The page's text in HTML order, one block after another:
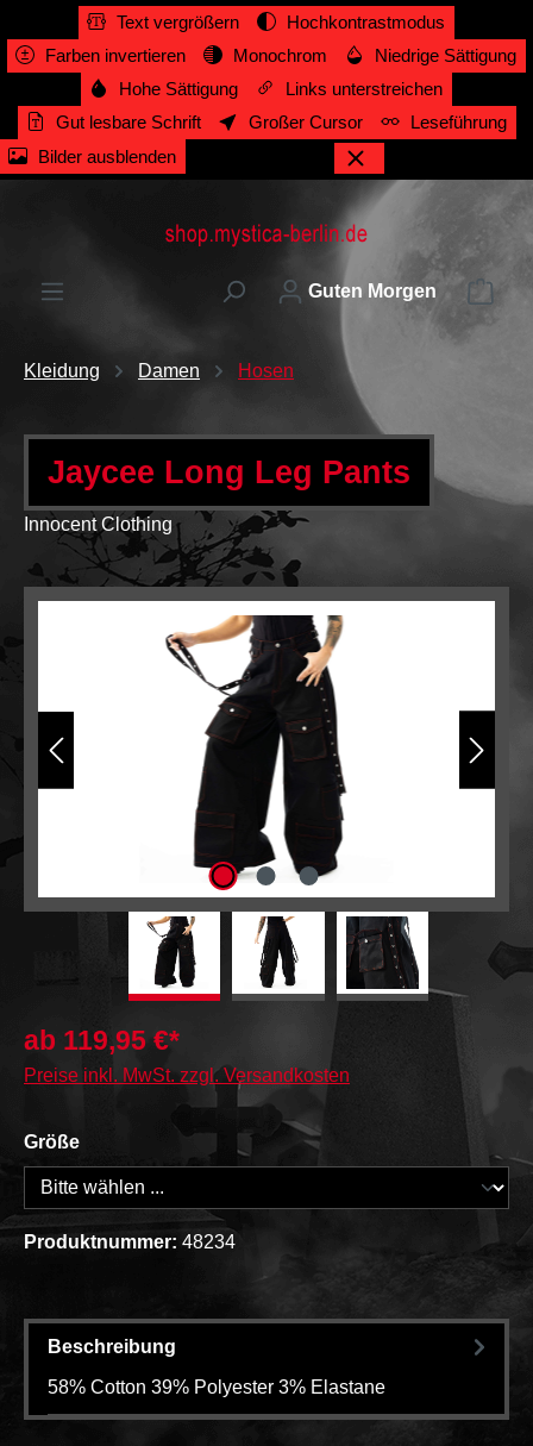
springen Text vergrößern
Hochkontrastmodus
Farben invertieren
Monochrom
Niedrige Sättigung
Hohe Sättigung
Links unterstreichen
Gut lesbare Schrift
Großer Cursor
Leseführung
Bilder ausblenden
Guten Morgen
Kleidung Damen Hosen
Jaycee Long Leg Pants
Innocent Clothing
Bildergalerie überspringen
ab 119,95 €*
Preise inkl. MwSt. zzgl. Versandkosten
Größe
Produktnummer: 48234
Beschreibung
58% Cotton 39% Polyester 3% Elastane